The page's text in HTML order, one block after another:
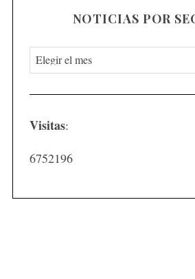
NOTICIAS POR
N
o
t
c
i
Visitas:
6752196